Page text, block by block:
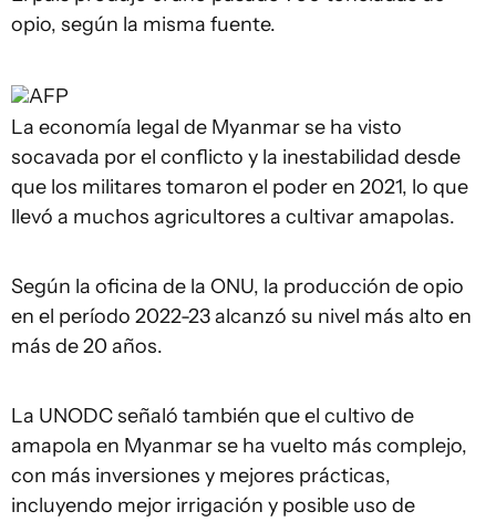
opio, según la misma fuente.
AFP
La economía legal de Myanmar se ha visto
socavada por el conflicto y la inestabilidad desde
que los militares tomaron el poder en 2021, lo que
llevó a muchos agricultores a cultivar amapolas.
Según la oficina de la ONU, la producción de opio
en el período 2022-23 alcanzó su nivel más alto en
más de 20 años.
La UNODC señaló también que el cultivo de
amapola en Myanmar se ha vuelto más complejo,
con más inversiones y mejores prácticas,
incluyendo mejor irrigación y posible uso de